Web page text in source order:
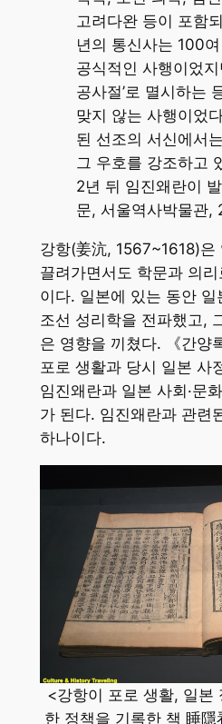
고려다완 등이 포함
년의 통신사는 100
공식적인 사행이었지
공사절’로 멸시하는
맞지 않는 사행이었
된 선조의 서신에서
그 우호를 강조하고
2년 뒤 임진왜란이
문, 서울역사박물관,
강항(姜沆, 1567~1618)은
끌려가면서도 학문과 의
이다. 일본에 있는 동안 일
조선 성리학을 전파했고,
은 영향을 끼쳤다. 《간양
포로 생활과 당시 일본 사
임진왜란과 일본 사회·문
가 된다. 임진왜란과 관련
하나이다.
<강항이 포로 생활, 일본
한 정책을 기록한 책 睡